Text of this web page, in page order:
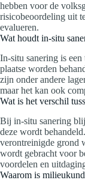
hebben voor de
risicobeoordeling uit
evalueren.
Wat houdt in-situ
In-situ sanering is
plaatse worden
zijn onder andere
maar het kan ook
Wat is het verschil
Bij in-situ sanering
deze wordt
verontreinigde grond
wordt gebracht voor
voordelen en
Waarom is